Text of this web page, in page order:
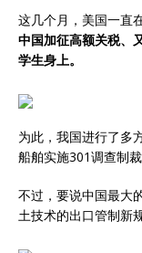
这几个月，美国一直
中国加征高额关税、
学生身上。
为此，我国进行了多
船舶实施301调查制
不过，要说中国最大
土技术的出口管制新规